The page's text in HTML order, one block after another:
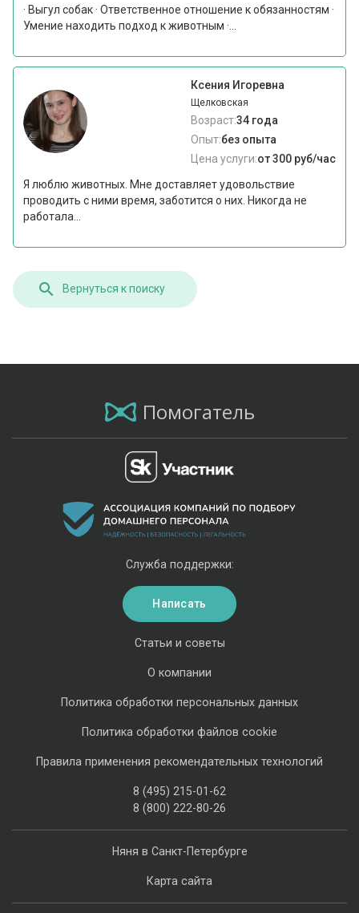
· Выгул собак · Ответственное отношение к обязанностям ·
Умение находить подход к животным ·...
Ксения Игоревна
Щелковская
Возраст:34 года
Опыт:без опыта
Цена услуги:от 300 руб/час
Я люблю животных. Мне доставляет удовольствие
проводить с ними время, заботится о них. Никогда не
работала...
Вернуться к поиску
Помогатель
Няня в Санкт-Петербурге
Карта сайта
Статьи и советы
О компании
Политика обработки персональных данных
Политика обработки файлов cookie
Правила применения рекомендательных технологий
8 (495) 215-01-62
8 (800) 222-80-26
Служба поддержки:
Написать